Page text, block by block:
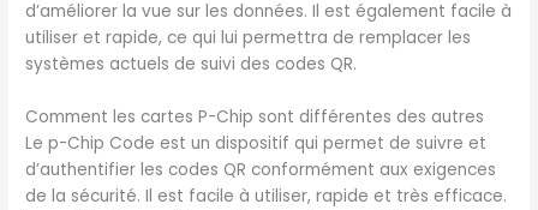
d’améliorer la vue sur les données. Il est également facile à
utiliser et rapide, ce qui lui permettra de remplacer les
systèmes actuels de suivi des codes QR.
Comment les cartes P-Chip sont différentes des autres
Le p-Chip Code est un dispositif qui permet de suivre et
d’authentifier les codes QR conformément aux exigences
de la sécurité. Il est facile à utiliser, rapide et très efficace.